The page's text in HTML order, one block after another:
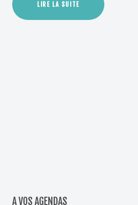
LIRE LA SUITE
A VOS AGENDAS